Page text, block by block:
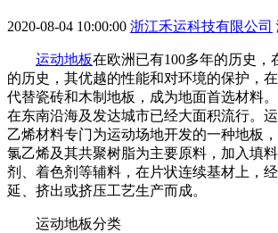
2020-08-04 10:00:00 浙江禾运科技有限公司
运动地板在欧洲已有100多年的历史，
的历史，其优越的性能和对环境的保护，
代替瓷砖和木制地板，成为地面首选材料。
在东南沿海及发达城市已经大面积流行。
乙烯材料专门为运动场地开发的一种地板
氯乙烯及其共聚树脂为主要原料，加入填
剂、着色剂等辅料，在片状连续基材上，
延、挤出或挤压工艺生产而成。
运动地板分类